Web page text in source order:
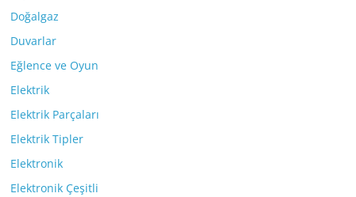
Doğalgaz
Duvarlar
Eğlence ve Oyun
Elektrik
Elektrik Parçaları
Elektrik Tipler
Elektronik
Elektronik Çeşitli